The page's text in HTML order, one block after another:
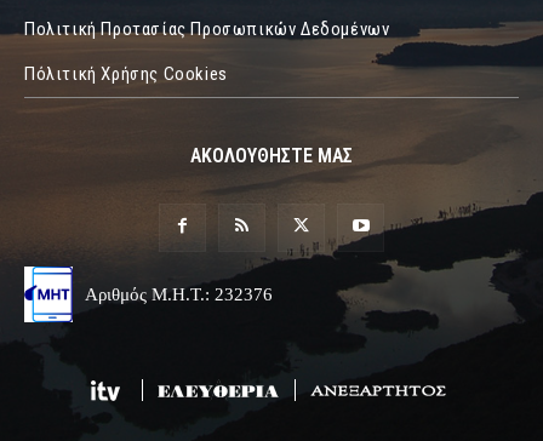
Πολιτική Προτασίας Προσωπικών Δεδομένων
Πόλιτική Χρήσης Cookies
ΑΚΟΛΟΥΘΗΣΤΕ ΜΑΣ
Αριθμός Μ.Η.Τ.: 232376